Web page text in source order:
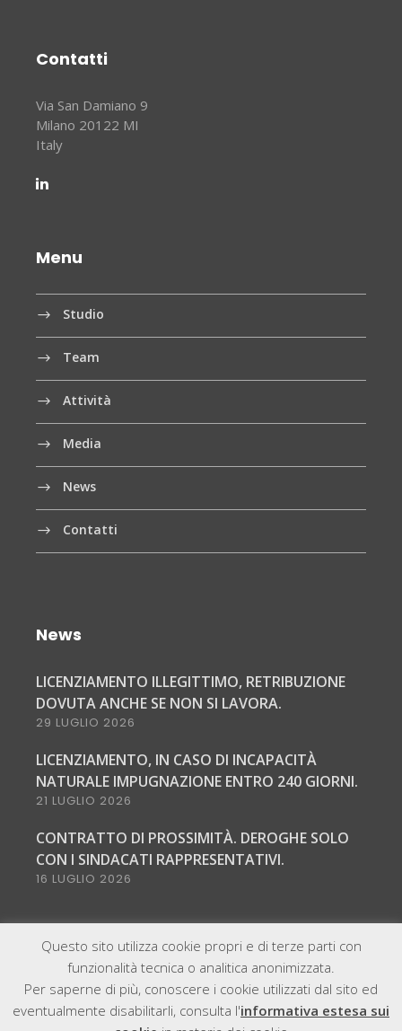
Contatti
Via San Damiano 9
Milano 20122 MI
Italy
Menu
Studio
Team
Attività
Media
News
Contatti
News
LICENZIAMENTO ILLEGITTIMO, RETRIBUZIONE
DOVUTA ANCHE SE NON SI LAVORA.
29 LUGLIO 2026
LICENZIAMENTO, IN CASO DI INCAPACITÀ
NATURALE IMPUGNAZIONE ENTRO 240 GIORNI.
21 LUGLIO 2026
CONTRATTO DI PROSSIMITÀ. DEROGHE SOLO
CON I SINDACATI RAPPRESENTATIVI.
16 LUGLIO 2026
@2021, All Right Reserved - Zambelli & Partners | P.IVA
Questo sito utilizza cookie propri e di terze parti con
funzionalità tecnica o analitica anonimizzata.
Per saperne di più, conoscere i cookie utilizzati dal sito ed
eventualmente disabilitarli, consulta l'informativa estesa sui